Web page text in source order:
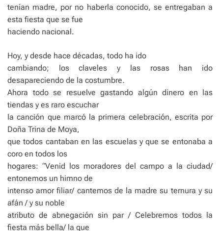
tenían madre, por no haberla conocido, se entregaban a
esta fiesta que se fue
haciendo nacional.
Hoy, y desde hace décadas, todo ha ido
cambiando; los claveles y las rosas han ido
desapareciendo de la costumbre.
Ahora todo se resuelve gastando algún dinero en las
tiendas y es raro escuchar
la canción que marcó la primera celebración, escrita por
Doña Trina de Moya,
que todos cantaban en las escuelas y que se entonaba a
coro en todos los
hogares: “Venid los moradores del campo a la ciudad/
entonemos un himno de
intenso amor filiar/ cantemos de la madre su ternura y su
afán / y su noble
atributo de abnegación sin par / Celebremos todos la
fiesta más bella/ la que